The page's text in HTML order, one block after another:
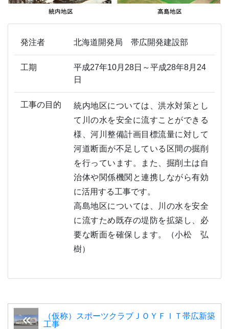
発注者 北海道開発局 帯広開発建設部
工期
平成27年10月28日～平成28年8月24
日
工事の目的
統内地区については、洪水対策とし
て川の水を安全に流すことができる
様、河川整備計画目標流量に対して
河道断面が不足している区間の掘削
を行っています。また、掘削土は自
治体や関係機関と連携しながら有効
に活用する工事です。
高島地区については、川の水を安全
に流すため既存の堤防を拡築し、必
要な断面を確保します。（小松 弘
樹）
（仮称）スポーツクラブＪＯＹＦＩＴ帯広新築
工事